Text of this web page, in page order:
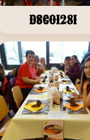
DSC01281